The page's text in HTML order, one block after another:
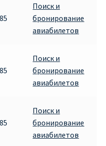
ИЗРАИЛЬ
Львова, Харькова,
от €15
Поиск и
бронирование
авиабилетов
Поиск и
бронирование
авиабилетов
Поиск и
бронирование
авиабилетов